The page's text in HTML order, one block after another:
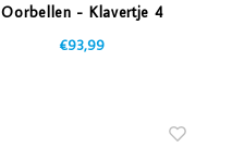
Oorbellen - Klavertje 4
€93,99